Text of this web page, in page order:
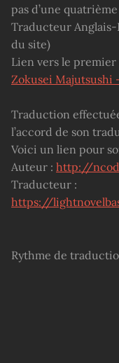
pas d’une
Traducteur Anglais-
du site)
Lien vers le
Zokusei Majutsushi
Traduction
l’accord de son
Voici un lien pour
Auteur : http://
Traducteur :
https://
Rythme de